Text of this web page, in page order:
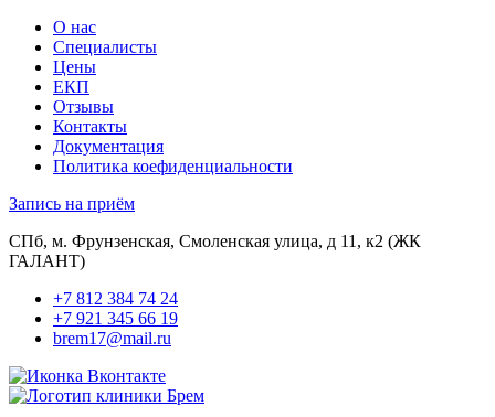
О нас
Специалисты
Цены
ЕКП
Отзывы
Контакты
Документация
Политика коефиденциальности
Запись на приём
СПб, м. Фрунзенская, Смоленская улица, д 11, к2 (ЖК
ГАЛАНТ)
+7 812 384 74 24
+7 921 345 66 19
brem17@mail.ru